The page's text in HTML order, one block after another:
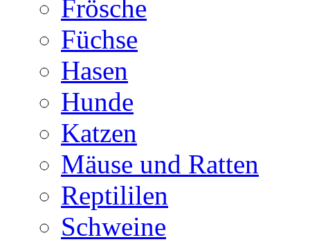
Frösche
Füchse
Hasen
Hunde
Katzen
Mäuse und Ratten
Reptililen
Schweine